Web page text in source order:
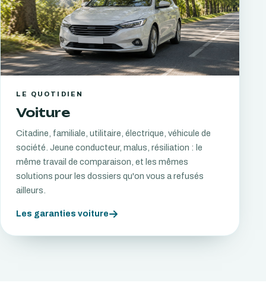
LE QUOTIDIEN
Voiture
Citadine, familiale, utilitaire, électrique, véhicule de
société. Jeune conducteur, malus, résiliation : le
même travail de comparaison, et les mêmes
solutions pour les dossiers qu'on vous a refusés
ailleurs.
Les garanties voiture